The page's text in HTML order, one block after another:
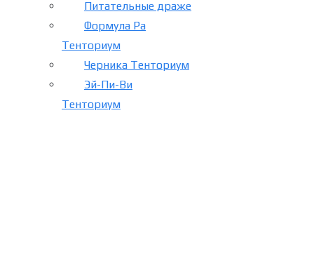
Питательные драже
Формула Ра
Тенториум
Черника Тенториум
Эй-Пи-Ви
Тенториум